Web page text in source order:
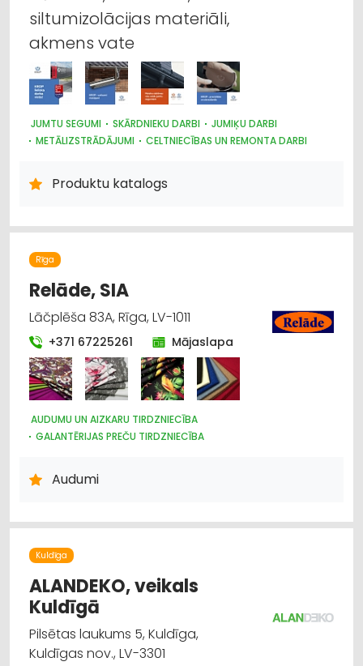
siltumizolācijas materiāli,
akmens vate
JUMTU SEGUMI SKĀRDNIEKU DARBI
JUMIĶU DARBI
METĀLIZSTRĀDĀJUMI
CELTNIECĪBAS UN REMONTA DARBI
BŪVMATERIĀLU, BŪVKONSTRUKCIJU TIRDZNIECĪBA
DŪMVADI, TO IZGATAVOŠANA, UZSTĀDĪŠANA
Produktu katalogs
Rīga
Relāde, SIA
Lāčplēša 83A, Rīga, LV-1011
+371 67225261 Mājaslapa
AUDUMU UN AIZKARU TIRDZNIECĪBA
GALANTĒRIJAS PREČU TIRDZNIECĪBA
ŠŪŠANAS PIEDERUMI, APĢĒRBU FURNITŪRA
ŽALŪZIJAS, AIZKARU STIEŅI
Audumi
Kuldīga
ALANDEKO, veikals
Kuldīgā
Pilsētas laukums 5, Kuldīga,
Kuldīgas nov., LV-3301